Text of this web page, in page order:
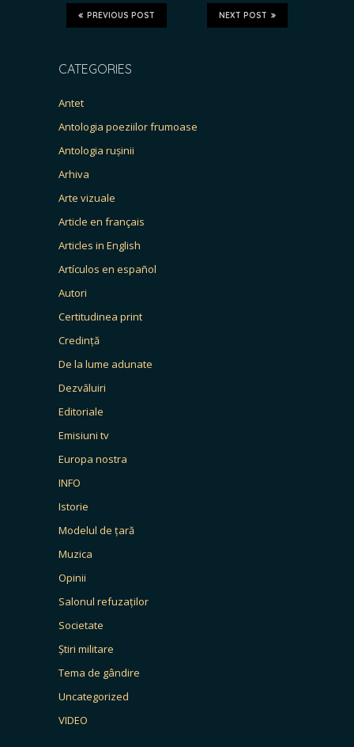
NEXT POST
PREVIOUS POST
CATEGORIES
Antet
Antologia poeziilor frumoase
Antologia rușinii
Arhiva
Arte vizuale
Article en français
Articles in English
Artículos en español
Autori
Certitudinea print
Credință
De la lume adunate
Dezvăluiri
Editoriale
Emisiuni tv
Europa nostra
INFO
Istorie
Modelul de țară
Muzica
Opinii
Salonul refuzaților
Societate
Știri militare
Tema de gândire
Uncategorized
VIDEO